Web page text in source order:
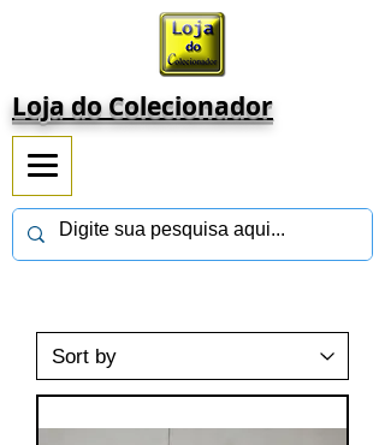
Loja do Colecionador